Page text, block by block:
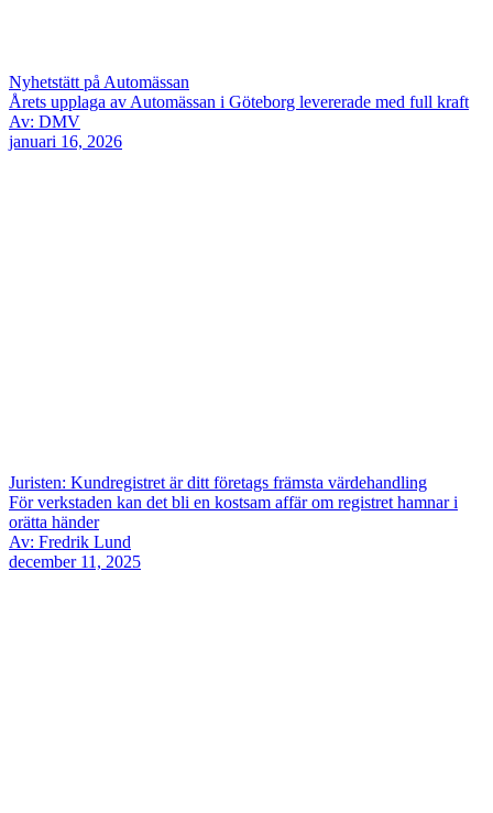
Nyhetstätt på Automässan
Årets upplaga av Automässan i Göteborg levererade med full kraft
Av: DMV
januari 16, 2026
Juristen: Kundregistret är ditt företags främsta värdehandling
För verkstaden kan det bli en kostsam affär om registret hamnar i
orätta händer
Av: Fredrik Lund
december 11, 2025